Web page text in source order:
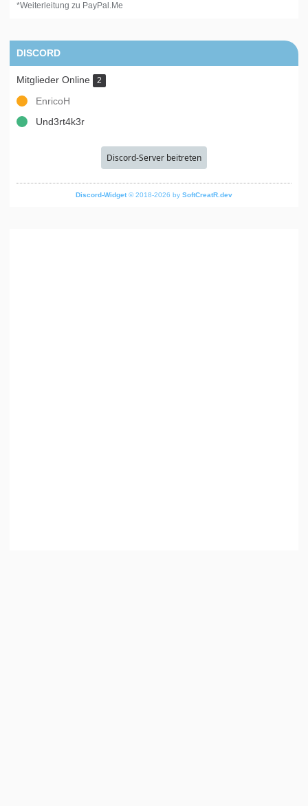
*Weiterleitung zu PayPal.Me
DISCORD
Mitglieder Online 2
EnricoH
Und3rt4k3r
Discord-Server beitreten
Discord-Widget© 2018-2026 by SoftCreatR.dev